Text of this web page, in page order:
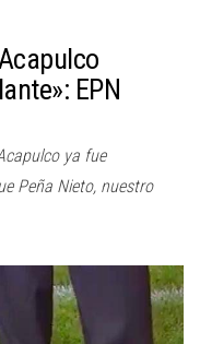
EPN
ya fue
Peña Nieto, nuestro